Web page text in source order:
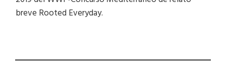
breve Rooted Everyday.